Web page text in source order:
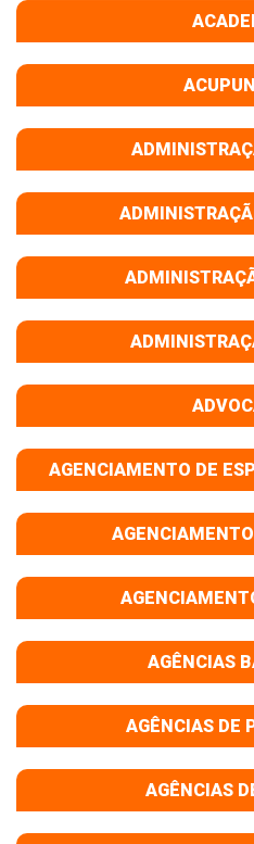
AGENCIAMENTO DE
AGÊNCIAS
AGÊNCIAS DE
AGÊNCIAS